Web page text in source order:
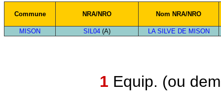
Commune NRA/NRO Nom NRA/NRO
MISON SIL04 (A) LA SILVE DE MISON
1 Equip. (ou